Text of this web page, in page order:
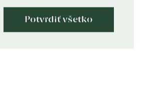
Potvrdiť všetko